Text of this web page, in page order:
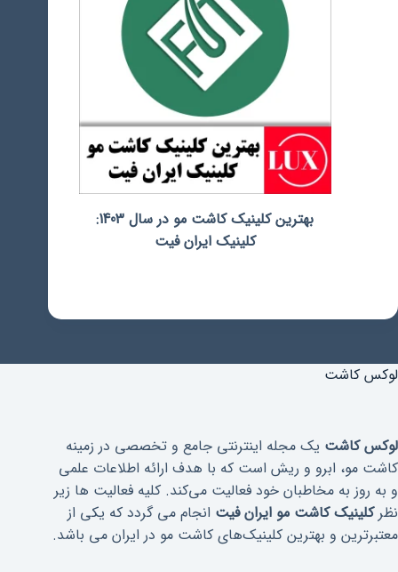
بهترین کلینیک کاشت مو در سال 1403:
کلینیک ایران فیت
لوکس کاشت
لوکس کاشت یک مجله اینترنتی جامع و تخصصی در زمینه
کاشت مو، ابرو و ریش است که با هدف ارائه اطلاعات علمی
و به روز به مخاطبان خود فعالیت می‌کند. کلیه فعالیت ها زیر
نظرکلینیک کاشت مو ایران فیت انجام می گردد که یکی از
معتبرترین و بهترین کلینیک‌های کاشت مو در ایران می باشد.